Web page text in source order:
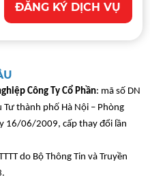
ĐĂNG KÝ DỊCH VỤ
Công Ty Cổ Phần: mã số DN
thành phố Hà Nội – Phòng
16/06/2009, cấp thay đổi lần
do Bộ Thông Tin và Truyền